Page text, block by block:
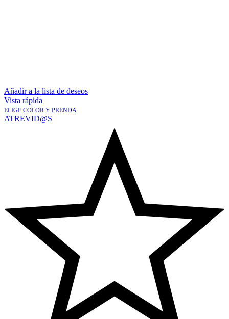
Añadir a la lista de deseos
Vista rápida
ELIGE COLOR Y PRENDA
ATREVID@S